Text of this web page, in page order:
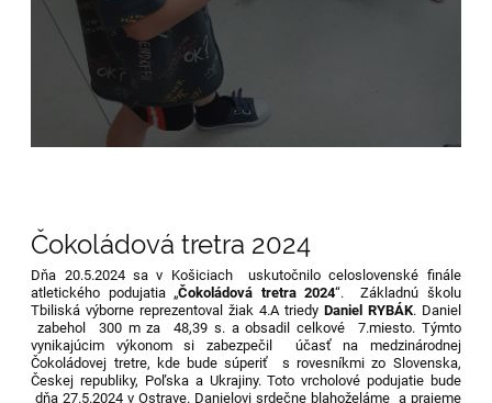
Čokoládová tretra 2024
Dňa 20.5.2024 sa v Košiciach uskutočnilo celoslovenské finále
atletického podujatia „Čokoládová tretra 2024“. Základnú školu
Tbiliská výborne reprezentoval žiak 4.A triedy Daniel RYBÁK. Daniel
zabehol 300 m za 48,39 s. a obsadil celkové 7.miesto. Týmto
vynikajúcim výkonom si zabezpečil účasť na medzinárodnej
Čokoládovej tretre, kde bude súperiť s rovesníkmi zo Slovenska,
Českej republiky, Poľska a Ukrajiny. Toto vrcholové podujatie bude
dňa 27.5.2024 v Ostrave. Danielovi srdečne blahoželáme a prajeme